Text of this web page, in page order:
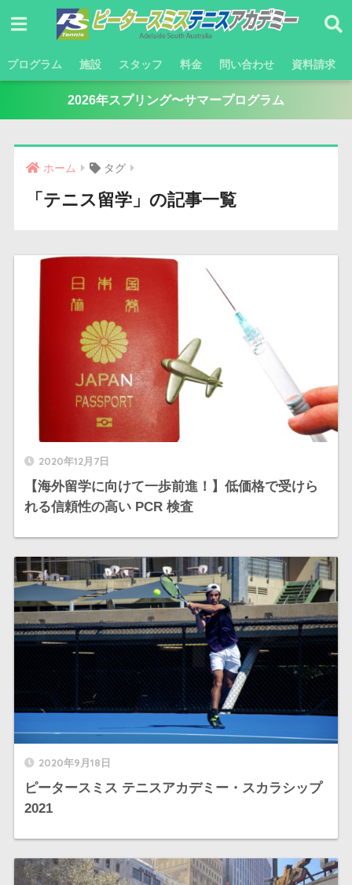
プログラム 施設 スタッフ 料金 問い合わせ 資料請求
2026年スプリング〜サマープログラム
ホーム タグ
「テニス留学」の記事一覧
2020年12月7日
【海外留学に向けて一歩前進！】低価格で受けら
れる信頼性の高い PCR 検査
2020年9月18日
ピータースミス テニスアカデミー・スカラシップ
2021